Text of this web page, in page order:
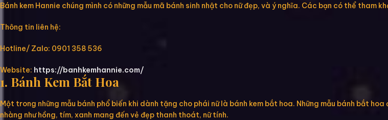
Bánh kem Hannie chúng mình có những mẫu mã bánh sinh nhật cho nữ đẹp, và ý nghĩa. Các bạn có thể tham
Thông tin liên hệ:
Hotline/ Zalo: 0901 358 536
Website: https://banhkemhannie.com/
1. Bánh Kem Bắt Hoa
Một trong những mẫu bánh phổ biến khi dành tặng cho phái nữ là bánh kem bắt hoa. Những mẫu bánh bắt
nhàng như hồng, tím, xanh mang đến vẻ đẹp thanh thoát, nữ tính.